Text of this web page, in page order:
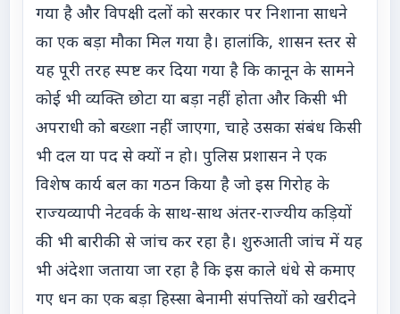
गया है और विपक्षी दलों को सरकार पर निशाना साधने
का एक बड़ा मौका मिल गया है। हालांकि, शासन स्तर से
यह पूरी तरह स्पष्ट कर दिया गया है कि कानून के सामने
कोई भी व्यक्ति छोटा या बड़ा नहीं होता और किसी भी
अपराधी को बख्शा नहीं जाएगा, चाहे उसका संबंध किसी
भी दल या पद से क्यों न हो। पुलिस प्रशासन ने एक
विशेष कार्य बल का गठन किया है जो इस गिरोह के
राज्यव्यापी नेटवर्क के साथ-साथ अंतर-राज्यीय कड़ियों
की भी बारीकी से जांच कर रहा है। शुरुआती जांच में यह
भी अंदेशा जताया जा रहा है कि इस काले धंधे से कमाए
गए धन का एक बड़ा हिस्सा बेनामी संपत्तियों को खरीदने